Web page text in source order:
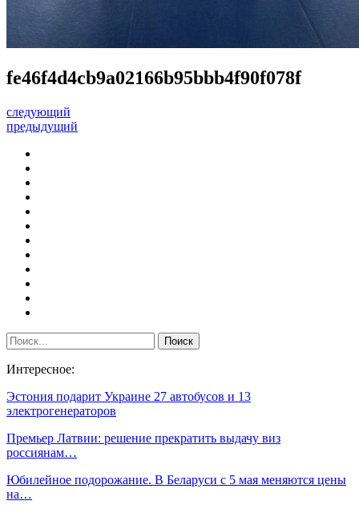
fe46f4d4cb9a02166b95bbb4f90f078f
следующий
предыдущий
Интересное:
Эстония подарит Украине 27 автобусов и 13
электрогенераторов
Премьер Латвии: решение прекратить выдачу виз
россиянам…
Юбилейное подорожание. В Беларуси с 5 мая меняются цены
на…